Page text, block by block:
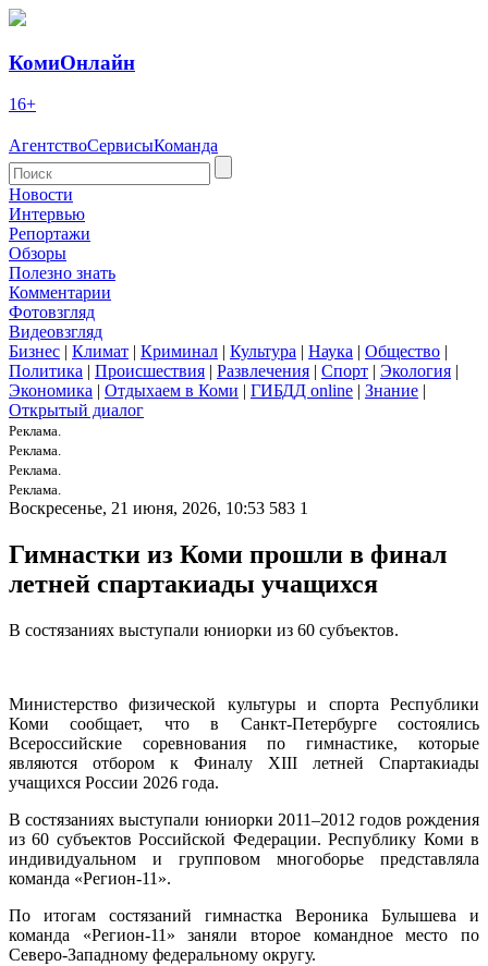
КомиОнлайн
16+
АгентствоСервисыКоманда
Новости
Интервью
Репортажи
Обзоры
Полезно знать
Комментарии
Фотовзгляд
Видеовзгляд
Бизнес | Климат | Криминал | Культура | Наука | Общество |
Политика | Происшествия | Развлечения | Спорт | Экология |
Экономика | Отдыхаем в Коми | ГИБДД online | Знание |
Открытый диалог
Реклама.
Реклама.
Реклама.
Реклама.
Воскресенье, 21 июня, 2026, 10:53 583 1
Гимнастки из Коми прошли в финал
летней спартакиады учащихся
В состязаниях выступали юниорки из 60 субъектов.
Министерство физической культуры и спорта Республики
Коми сообщает, что в Санкт-Петербурге состоялись
Всероссийские соревнования по гимнастике, которые
являются отбором к Финалу XIII летней Спартакиады
учащихся России 2026 года.
В состязаниях выступали юниорки 2011–2012 годов рождения
из 60 субъектов Российской Федерации. Республику Коми в
индивидуальном и групповом многоборье представляла
команда «Регион-11».
По итогам состязаний гимнастка Вероника Булышева и
команда «Регион-11» заняли второе командное место по
Северо-Западному федеральному округу.